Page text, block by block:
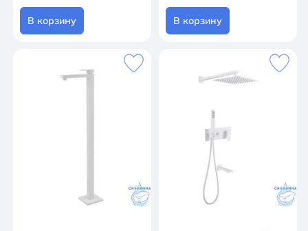
В корзину В корзину